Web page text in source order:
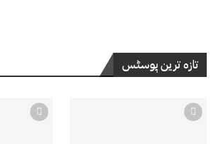
تازہ ترین پوسٹس